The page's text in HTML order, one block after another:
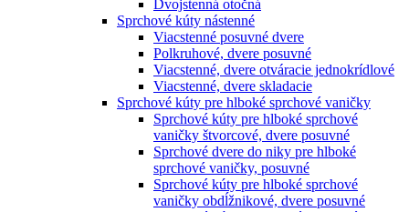
Dvojstenná otočná
Sprchové kúty nástenné
Viacstenné posuvné dvere
Polkruhové, dvere posuvné
Viacstenné, dvere otváracie jednokrídlové
Viacstenné, dvere skladacie
Sprchové kúty pre hlboké sprchové vaničky
Sprchové kúty pre hlboké sprchové
vaničky štvorcové, dvere posuvné
Sprchové dvere do niky pre hlboké
sprchové vaničky, posuvné
Sprchové kúty pre hlboké sprchové
vaničky obdĺžnikové, dvere posuvné